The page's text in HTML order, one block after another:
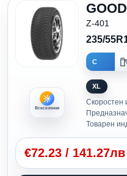
Всесезонни
Z-401
235/
C
XL
Скоростен
Товарен
€72.23 / 141.27лв